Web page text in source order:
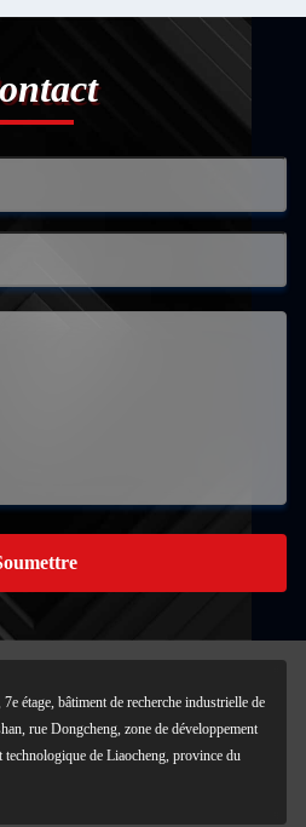
étage, bâtiment de recherche industrielle de
rue Dongcheng, zone de développement
technologique de Liaocheng, province du